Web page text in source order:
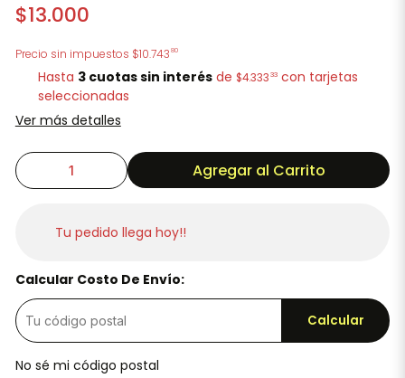
$13.000
Precio sin impuestos $10.74380
Hasta 3 cuotas sin interés de $4.33333 con tarjetas
seleccionadas
Ver más detalles
Agregar al Carrito
Tu pedido llega hoy!!
Calcular Costo De Envío:
Calcular
No sé mi código postal